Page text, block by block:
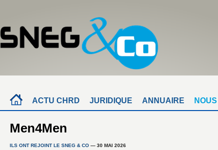
ACTU CHRD JURIDIQUE ANNUAIRE
Men4Men
ILS ONT REJOINT LE SNEG & CO — 30 MAI 2026